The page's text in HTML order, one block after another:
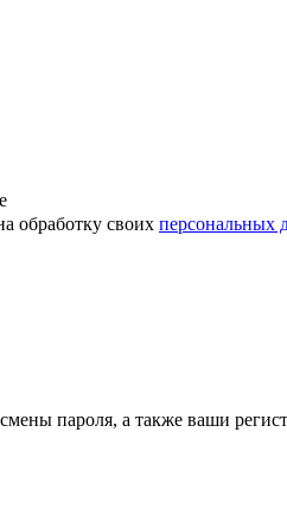
обработку своих персональных
смены пароля, а также ваши